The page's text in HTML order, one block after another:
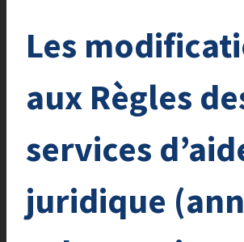
Les
aux Règles
services
juridique